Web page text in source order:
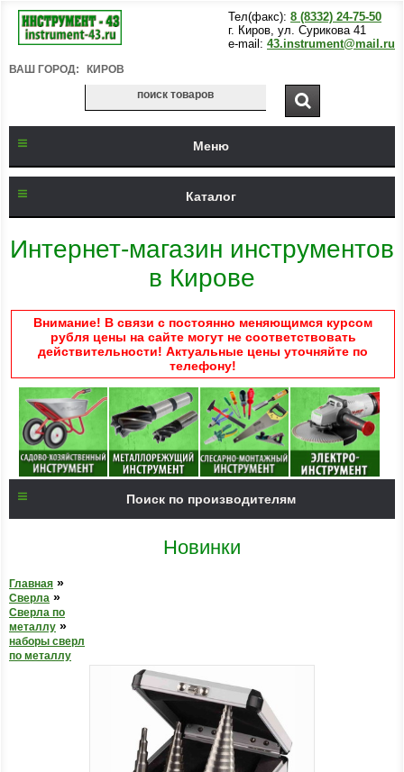
Тел(факс): 8 (8332) 24-75-50
г. Киров, ул. Сурикова 41
e-mail: 43.instrument@mail.ru
ВАШ ГОРОД: КИРОВ
Меню
Каталог
Интернет-магазин инструментов
в Кирове
Внимание! В связи с постоянно меняющимся курсом
рубля цены на сайте могут не соответствовать
действительности! Актуальные цены уточняйте по
телефону!
Поиск по производителям
Новинки
Главная »
Сверла »
Сверла по
металлу »
наборы сверл
по металлу